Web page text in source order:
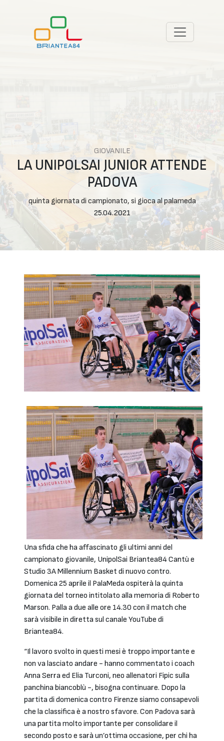
GIOVANILE
LA UNIPOLSAI JUNIOR ATTENDE
PADOVA
quinta giornata di campionato, si gioca al palameda
25.04.2021
Una sfida che ha affascinato gli ultimi anni del
campionato giovanile, UnipolSai Briantea84 Cantù e
Studio 3A Millennium Basket di nuovo contro.
Domenica 25 aprile il PalaMeda ospiterà la quinta
giornata del torneo intitolato alla memoria di Roberto
Marson. Palla a due alle ore 14.30 con il match che
sarà visibile in diretta sul canale YouTube di
Briantea84.
“Il lavoro svolto in questi mesi è troppo importante e
non va lasciato andare - hanno commentato i coach
Anna Serra ed Elia Turconi, neo allenatori Fipic sulla
panchina biancoblù -, bisogna continuare. Dopo la
partita di domenica contro Firenze siamo consapevoli
che la classifica è a nostro sfavore. Con Padova sarà
una partita molto importante per consolidare il
secondo posto e sarà un’ottima occasione, per chi ha